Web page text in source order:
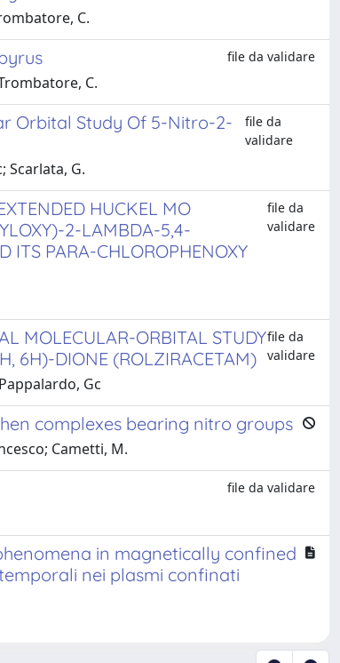
C.
file da validare
C.
Orbital Study Of 5-Nitro-2-
file da
validare
Scarlata, G.
HUCKEL MO
2-LAMBDA-5,4-
ITS PARA-CHLOROPHENOXY
file da
validare
MOLECULAR-ORBITAL STUDY
6H)-DIONE (ROLZIRACETAM)
file da
validare
Gc
complexes bearing nitro groups
Cametti, M.
file da validare
in magnetically confined
nei plasmi confinati